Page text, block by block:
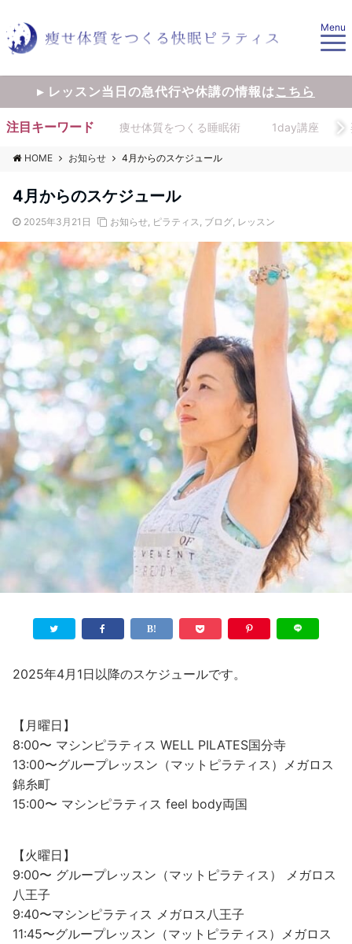
Menu
▸ レッスン当日の急代行や休講の情報はこちら
注目キーワード 痩せ体質をつくる睡眠術 1day講座
HOME お知らせ 4月からのスケジュール
4月からのスケジュール
2025年3月21日 お知らせ, ピラティス, ブログ, レッスン
2025年4月1日以降のスケジュールです。
【月曜日】
8:00〜 マシンピラティス WELL PILATES国分寺
13:00〜グループレッスン（マットピラティス）メガロス
錦糸町
15:00〜 マシンピラティス feel body両国
【火曜日】
9:00〜 グループレッスン（マットピラティス） メガロス
八王子
9:40〜マシンピラティス メガロス八王子
11:45〜グループレッスン（マットピラティス）メガロス